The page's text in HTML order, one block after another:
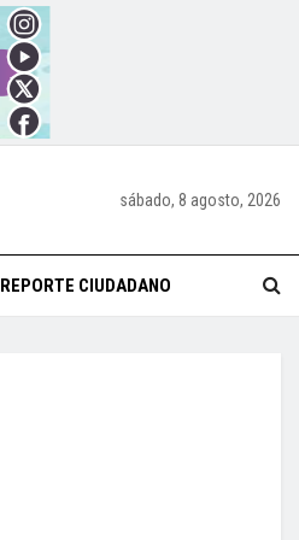
sábado, 8 agosto, 2026
REPORTE CIUDADANO